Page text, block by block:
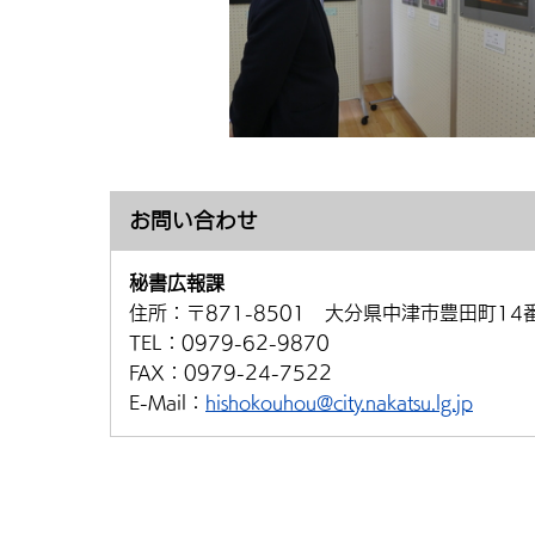
お問い合わせ
秘書広報課
住所： 〒871-8501 大分県中津市豊田町14
TEL： 0979-62-9870
FAX： 0979-24-7522
E-Mail： hishokouhou@city.nakatsu.lg.jp